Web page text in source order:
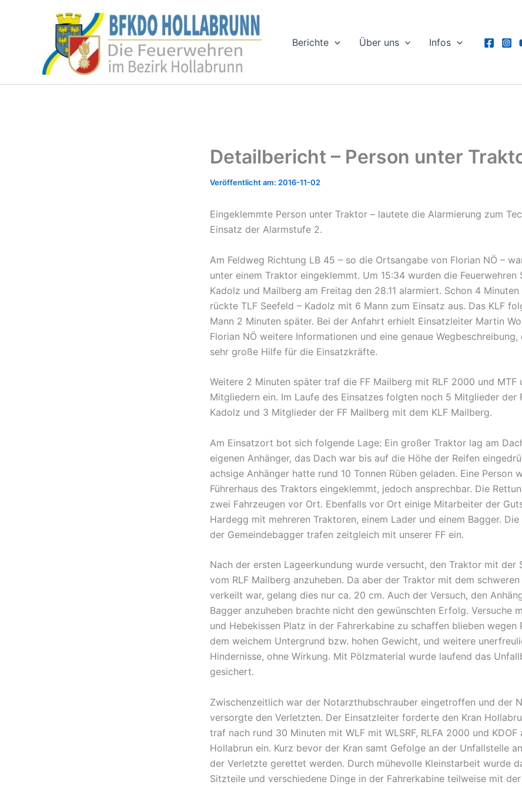
Berichte Über uns Infos
Detailbericht – Person unter
2016-11-02
Eingeklemmte Person unter Traktor – lautete die Alarmierung zum
Einsatz der Alarmstufe 2.
Am Feldweg Richtung LB 45 – so die Ortsangabe von Florian NÖ –
unter einem Traktor eingeklemmt. Um 15:34 wurden die Feuerwehren
Kadolz und Mailberg am Freitag den 28.11 alarmiert. Schon 4
rückte TLF Seefeld – Kadolz mit 6 Mann zum Einsatz aus. Das KLF
Mann 2 Minuten später. Bei der Anfahrt erhielt Einsatzleiter Martin
Florian NÖ weitere Informationen und eine genaue Wegbeschreibung,
sehr große Hilfe für die Einsatzkräfte.
Weitere 2 Minuten später traf die FF Mailberg mit RLF 2000 und MTF
Mitgliedern ein. Im Laufe des Einsatzes folgten noch 5 Mitglieder der
Kadolz und 3 Mitglieder der FF Mailberg mit dem KLF Mailberg.
Am Einsatzort bot sich folgende Lage: Ein großer Traktor lag am
eigenen Anhänger, das Dach war bis auf die Höhe der Reifen
achsige Anhänger hatte rund 10 Tonnen Rüben geladen. Eine Person
Führerhaus des Traktors eingeklemmt, jedoch ansprechbar. Die
zwei Fahrzeugen vor Ort. Ebenfalls vor Ort einige Mitarbeiter der
Hardegg mit mehreren Traktoren, einem Lader und einem Bagger.
der Gemeindebagger trafen zeitgleich mit unserer FF ein.
Nach der ersten Lageerkundung wurde versucht, den Traktor mit der
vom RLF Mailberg anzuheben. Da aber der Traktor mit dem schweren
verkeilt war, gelang dies nur ca. 20 cm. Auch der Versuch, den
Bagger anzuheben brachte nicht den gewünschten Erfolg. Versuche
und Hebekissen Platz in der Fahrerkabine zu schaffen blieben wegen
dem weichem Untergrund bzw. hohen Gewicht, und weitere
Hindernisse, ohne Wirkung. Mit Pölzmaterial wurde laufend das
gesichert.
Zwischenzeitlich war der Notarzthubschrauber eingetroffen und der
versorgte den Verletzten. Der Einsatzleiter forderte den Kran
traf nach rund 30 Minuten mit WLF mit WLSRF, RLFA 2000 und KDOF
Hollabrun ein. Kurz bevor der Kran samt Gefolge an der Unfallstelle
der Verletzte gerettet werden. Durch mühevolle Kleinstarbeit wurde
Sitzteile und verschiedene Dinge in der Fahrerkabine teilweise mit der